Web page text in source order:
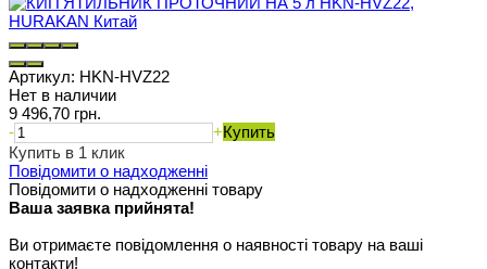
Артикул: HKN-HVZ22
Нет в наличии
9 496,70 грн.
-
+Купить
Купить в 1 клик
Повідомити о надходженні
Повідомити о надходженні товару
Ваша заявка прийнята!
Ви отримаєте повідомлення о наявності товару на ваші
контакти!